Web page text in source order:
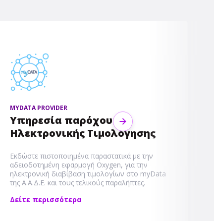
MYDATA PROVIDER
Υπηρεσία παρόχου
Ηλεκτρονικής Τιμολόγησης
Εκδώστε πιστοποιημένα παραστατικά με την
αδειοδοτημένη εφαρμογή Oxygen, για την
ηλεκτρονική διαβίβαση τιμολογίων στο myData
της Α.Α.Δ.Ε. και τους τελικούς παραλήπτες.
Δείτε περισσότερα
Next